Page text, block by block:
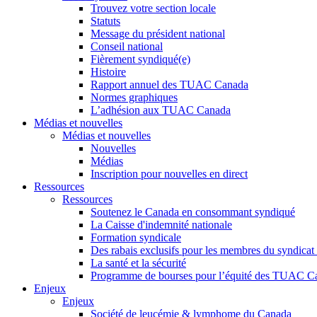
Trouvez votre section locale
Statuts
Message du président national
Conseil national
Fièrement syndiqué(e)
Histoire
Rapport annuel des TUAC Canada
Normes graphiques
L’adhésion aux TUAC Canada
Médias et nouvelles
Médias et nouvelles
Nouvelles
Médias
Inscription pour nouvelles en direct
Ressources
Ressources
Soutenez le Canada en consommant syndiqué
La Caisse d'indemnité nationale
Formation syndicale
Des rabais exclusifs pour les membres du
La santé et la sécurité
Programme de bourses pour l’équité des TUAC
Enjeux
Enjeux
Société de leucémie & lymphome du Canada